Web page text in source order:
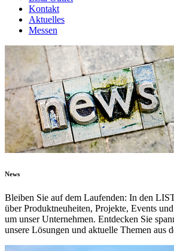
Kontakt
Aktuelles
Messen
News
Bleiben Sie auf dem Laufenden: In den
über Produktneuheiten, Projekte, Events
um unser Unternehmen. Entdecken Sie
unsere Lösungen und aktuelle Themen aus